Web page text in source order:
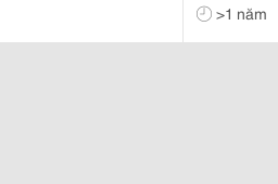
>1 năm